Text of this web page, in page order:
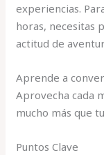
experiencias.
horas, necesitas
actitud de
Aprende a
Aprovecha cada
mucho más que
Puntos Clave